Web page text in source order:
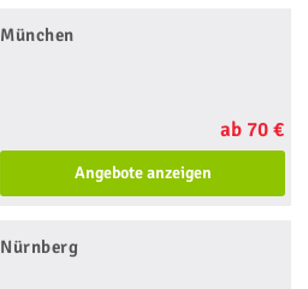
München
ab 70 €
Angebote anzeigen
Nürnberg